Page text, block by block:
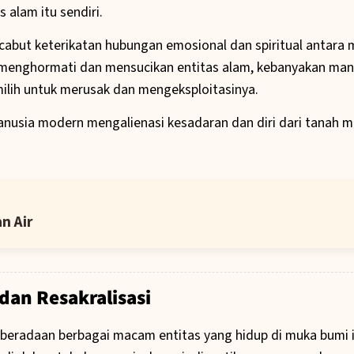
alam itu sendiri.
keterikatan hubungan emosional dan spiritual antara
dan mensucikan entitas alam, kebanyakan
untuk merusak dan mengeksploitasinya.
modern mengalienasi kesadaran dan diri dari tanah
Air
Resakralisasi
berbagai macam entitas yang hidup di muka bumi